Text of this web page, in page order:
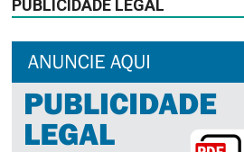
PUBLICIDADE LEGAL